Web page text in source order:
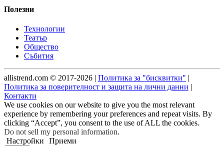
Полезни
Технологии
Театър
Общество
Събития
allistrend.com © 2017-2026 | Политика за "бисквитки" |
Политика за поверителност и защита на лични данни |
Контакти
We use cookies on our website to give you the most relevant
experience by remembering your preferences and repeat visits. By
clicking “Accept”, you consent to the use of ALL the cookies.
Do not sell my personal information.
Настройки
Приеми